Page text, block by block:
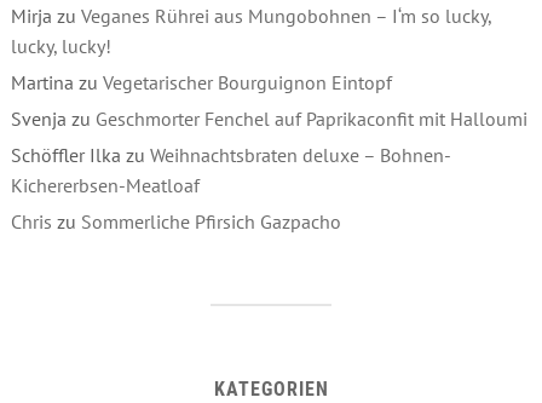
Mirja zu Veganes Rührei aus Mungobohnen – I‘m so lucky,
lucky, lucky!
Martina zu Vegetarischer Bourguignon Eintopf
Svenja zu Geschmorter Fenchel auf Paprikaconfit mit Halloumi
Schöffler Ilka zu Weihnachtsbraten deluxe – Bohnen-
Kichererbsen-Meatloaf
Chris zu Sommerliche Pfirsich Gazpacho
KATEGORIEN